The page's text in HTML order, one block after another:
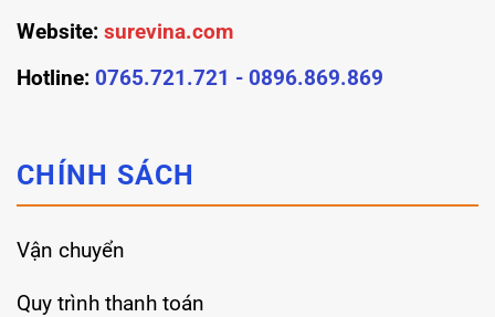
Website: surevina.com
Hotline: 0765.721.721 - 0896.869.869
CHÍNH SÁCH
Vận chuyển
Quy trình thanh toán